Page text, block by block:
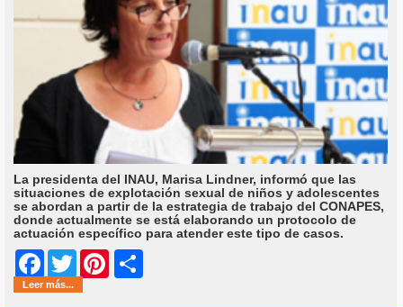
La presidenta del INAU, Marisa Lindner, informó que las
situaciones de explotación sexual de niños y adolescentes
se abordan a partir de la estrategia de trabajo del CONAPES,
donde actualmente se está elaborando un protocolo de
actuación específico para atender este tipo de casos.
Facebook
Twitter Pinterest
Leer más...